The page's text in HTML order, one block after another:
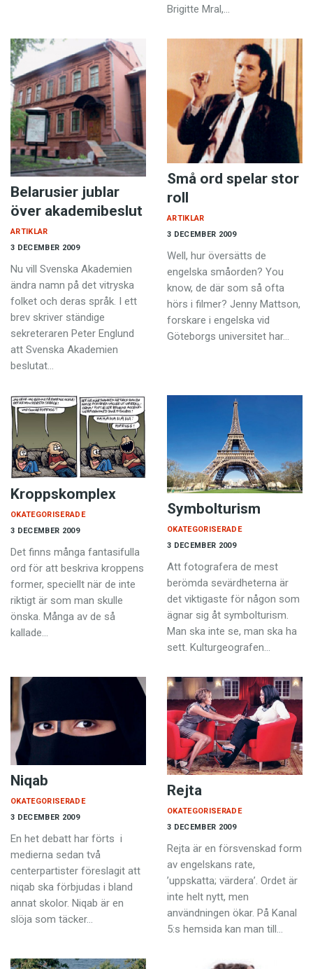
Brigitte Mral,…
Belarusier jublar
över akademibeslut
3 DECEMBER 2009
ARTIKLAR
Nu vill Svenska Akademien
ändra namn på det vitryska
folket och deras språk. I ett
brev skriver ständige
sekreteraren Peter Englund
att Svenska Akademien
beslutat…
Små ord spelar stor
roll
3 DECEMBER 2009
ARTIKLAR
Well, hur översätts de
engelska småorden? You
know, de där som så ofta
hörs i filmer? Jenny Mattson,
forskare i engelska vid
Göteborgs universitet har…
Kroppskomplex
3 DECEMBER 2009
OKATEGORISERADE
Det finns många fantasifulla
ord för att beskriva kroppens
former, speciellt när de inte
riktigt är som man skulle
önska. Många av de så
kallade…
Symbolturism
3 DECEMBER 2009
OKATEGORISERADE
Att fotografera de mest
berömda sevärdheterna är
det viktigaste för någon som
ägnar sig åt symbolturism.
Man ska inte se, man ska ha
sett. Kulturgeografen…
Niqab
3 DECEMBER 2009
OKATEGORISERADE
En het debatt har förts i
medierna sedan två
centerpartister föreslagit att
niqab ska förbjudas i bland
annat skolor. Niqab är en
slöja som täcker…
Rejta
3 DECEMBER 2009
OKATEGORISERADE
Rejta är en försvenskad form
av engelskans rate,
’uppskatta; värdera’. Ordet är
inte helt nytt, men
användningen ökar. På Kanal
5:s hemsida kan man till…